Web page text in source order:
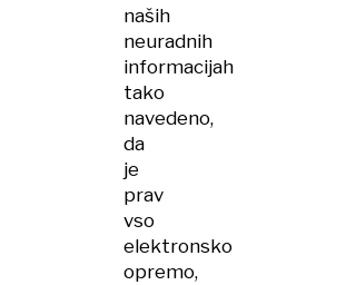
naših
neuradnih
informacijah
tako
navedeno,
da
je
prav
vso
elektronsko
opremo,